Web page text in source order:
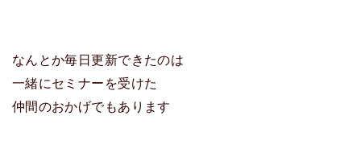
なんとか毎日更新できたのは
一緒にセミナーを受けた
仲間のおかげでもあります